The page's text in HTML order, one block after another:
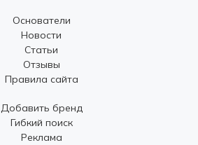
Основатели
Новости
Статьи
Отзывы
Правила сайта
Добавить бренд
Гибкий поиск
Реклама